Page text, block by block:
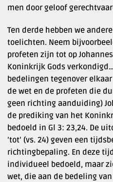
men door geloof
Ten derde hebben we
toelichten. Neem
profeten zijn tot op
Koninkrijk Gods
bedelingen tegenover
de wet en de profeten die
geen richting aanduiding)
de prediking van het
bedoeld in Gl 3: 23,24. De
’tot’ (vs. 24) geven een
richtingbepaling. En deze
individueel bedoeld, maar
wet, die aan de bedeling